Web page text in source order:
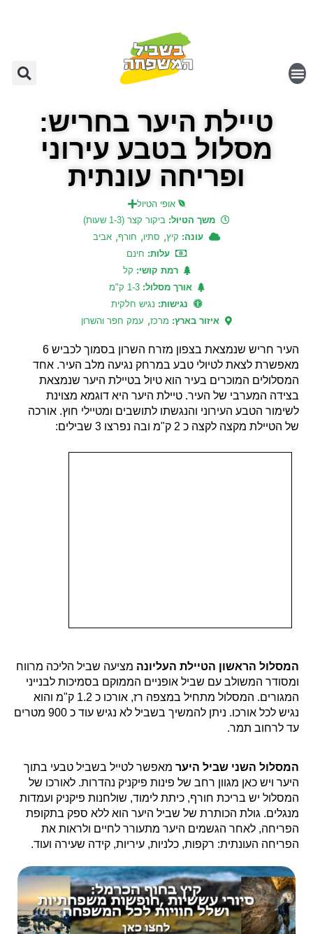
טיילת היער בחריש:
מסלול בטבע עירוני
ופריחה עונתית
אופי הטיול
משך הטיול: ביקור קצר (1-3 שעות)
עונה: קיץ, סתיו, חורף, אביב
עלות: חינם
רמת קושי: קל
אורך מסלול:1-3 ק"מ
נגישות: נגיש חלקית
איזור בארץ: מרכז, עמק חפר והשרון
העיר חריש שנמצאת בצפון מזרח השרון בסמוך לכביש 6
מאפשרת לצאת לטיולי טבע במרחק נגיעה מלב העיר. אחד
המסלולים המוכרים בעיר הוא טיול בטיילת היער שנמצאת
בצידה המערבי של העיר. טיילת היער היא דוגמא מצוינת
לשימור הטבע העירוני והנגשתו לתושבים ומטיילי חוץ. אורכה
של הטיילת מקצה לקצה כ 2 ק"מ ובה נפרצו 3 שבילים:
המסלול הראשון הטיילת העליונה מציעה שביל הליכה מרווח
ומסודר המשולב עם שביל אופניים הממוקם בסמיכות לבנייני
המגורים. המסלול מתחיל במצפה רז, אורכו כ 1.2 ק"מ והוא
נגיש לכל אורכו. ניתן להמשיך בשביל לא נגיש עוד כ 900 מטרים
עד לרחוב תמר.
המסלול השני שביל היער מאפשר לטייל בשביל טבעי בתוך
היער ויש כאן מגוון רחב של פינות פיקניק נהדרות. לאורכו של
המסלול יש בריכת חורף, כיתת לימוד, שולחנות פיקניק ועמדות
מנגלים. גולת הכותרת של שביל היער הוא ללא ספק בתקופת
הפריחה, לאחר הגשמים היער מתעורר לחיים ולראות את
הפריחה העונתית: רקפות, כלניות, עיריות, קידה שעירה ועוד.